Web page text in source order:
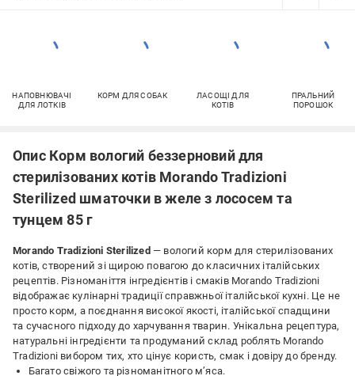
НАПОВНЮВАЧІ
ДЛЯ ЛОТКІВ
КОРМ ДЛЯ СОБАК
ЛАСОЩІ ДЛЯ
КОТІВ
ПРАЛЬНИЙ
ПОРОШОК
Опис Корм вологий беззерновий для
стерилізованих котів Morando Tradizioni
Sterilized шматочки в желе з лососем та
тунцем 85 г
Morando Tradizioni Sterilized — вологий корм для стерилізованих
котів, створений зі щирою повагою до класичних італійських
рецептів. Різноманіття інгредієнтів і смаків Morando Tradizioni
відображає кулінарні традиції справжньої італійської кухні. Це не
просто корм, а поєднання високої якості, італійської спадщини
та сучасного підходу до харчування тварин. Унікальна рецептура,
натуральні інгредієнти та продуманий склад роблять Morando
Tradizioni вибором тих, хто цінує користь, смак і довіру до бренду.
Багато свіжого та різноманітного м’яса.